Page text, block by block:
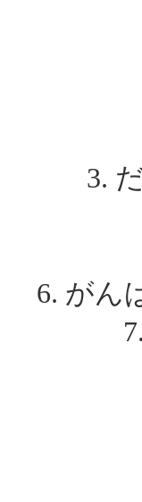
3.
6. がん